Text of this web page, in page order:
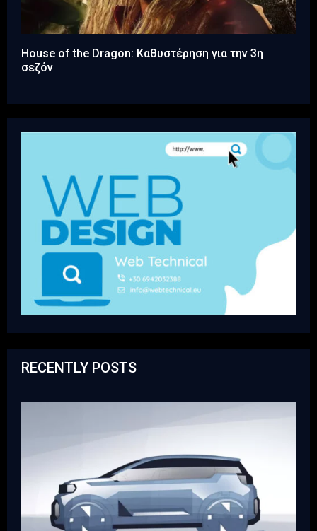
House of the Dragon: Καθυστέρηση για την 3η
σεζόν
RECENTLY POSTS